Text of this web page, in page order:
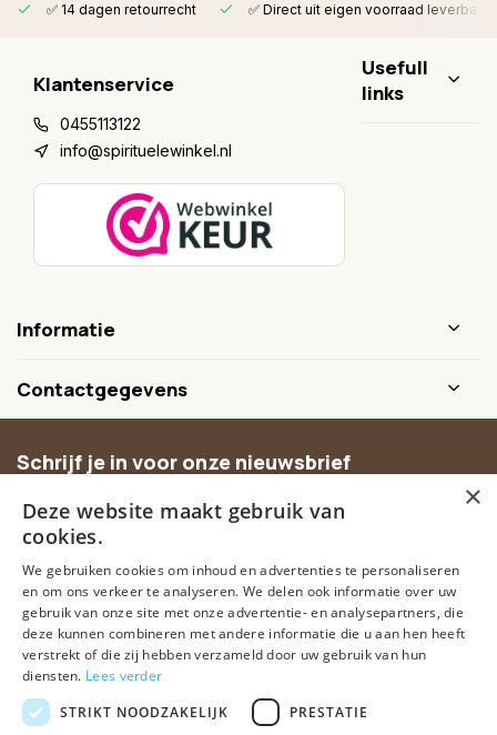
✅ 14 dagen retourrecht ✅ Direct uit eigen voorraad leverbaar
Klantenservice
0455113122
info@spirituelewinkel.nl
Usefull
links
Informatie
Contactgegevens
Schrijf je in voor onze nieuwsbrief
aanbiedingen.
Abonneer
×
Deze website maakt gebruik van
cookies.
We gebruiken cookies om inhoud en advertenties te personaliseren
en om ons verkeer te analyseren. We delen ook informatie over uw
gebruik van onze site met onze advertentie- en analysepartners, die
deze kunnen combineren met andere informatie die u aan hen heeft
verstrekt of die zij hebben verzameld door uw gebruik van hun
diensten. Lees verder
STRIKT NOODZAKELIJK
PRESTATIE